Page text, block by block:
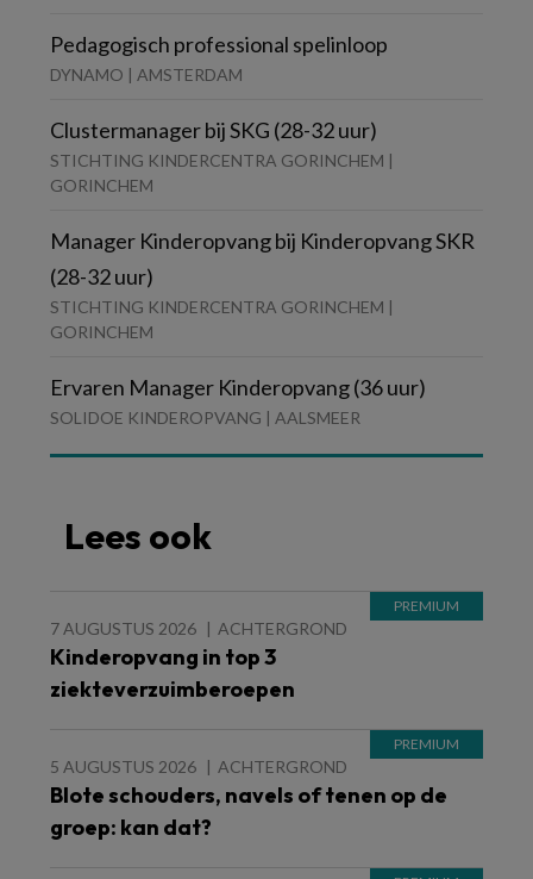
Pedagogisch professional spelinloop
DYNAMO | AMSTERDAM
Clustermanager bij SKG (28-32 uur)
STICHTING KINDERCENTRA GORINCHEM |
GORINCHEM
Manager Kinderopvang bij Kinderopvang SKR
(28-32 uur)
STICHTING KINDERCENTRA GORINCHEM |
GORINCHEM
Ervaren Manager Kinderopvang (36 uur)
SOLIDOE KINDEROPVANG | AALSMEER
Lees ook
7 AUGUSTUS 2026 ACHTERGROND
Kinderopvang in top 3
ziekteverzuimberoepen
5 AUGUSTUS 2026 ACHTERGROND
Blote schouders, navels of tenen op de
groep: kan dat?